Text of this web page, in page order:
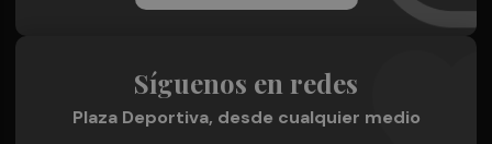
Síguenos en redes
Plaza Deportiva, desde cualquier medio